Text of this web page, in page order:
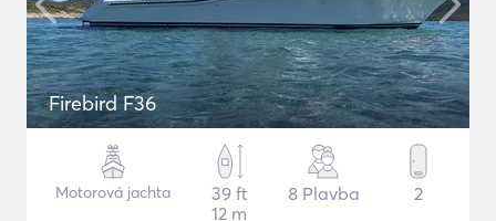
Firebird F36
Motorová jachta
39 ft
12 m
8 Plavba 2